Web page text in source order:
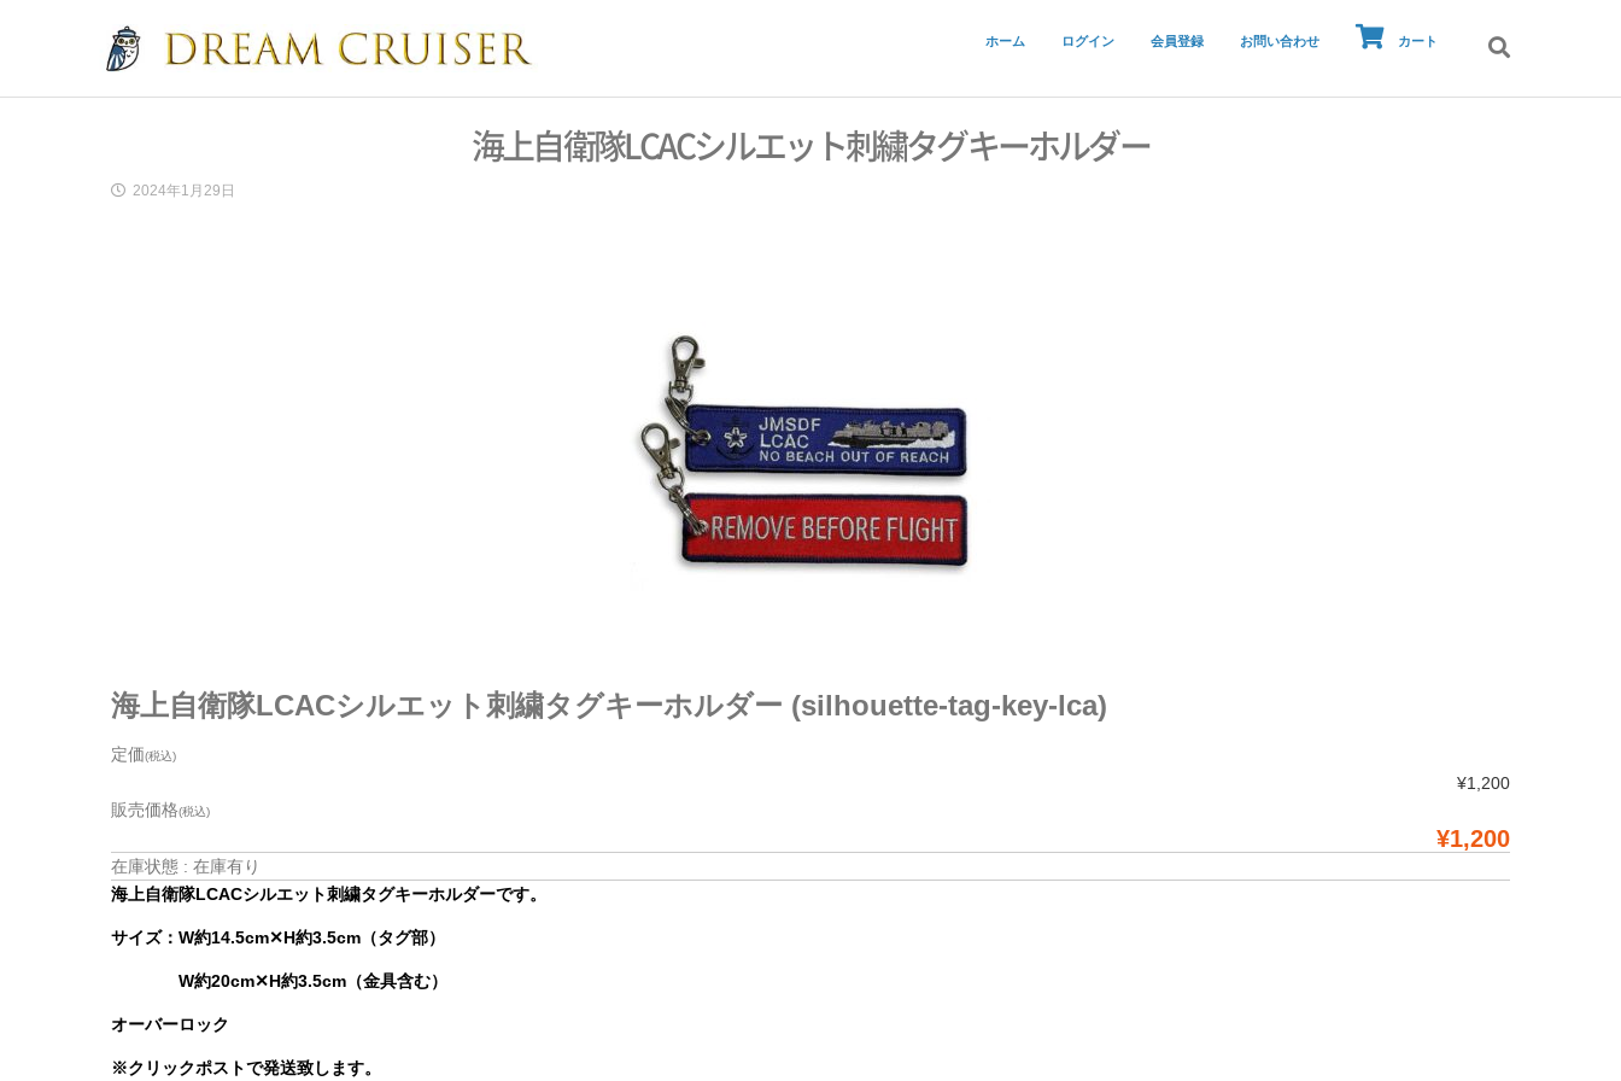
ホーム ログイン 会員登録 お問い合わせ カート
海上自衛隊LCACシルエット刺繍タグキーホルダー
2024年1月29日
海上自衛隊LCACシルエット刺繍タグキーホルダー (silhouette-tag-key-lca)
定価(税込)
¥1,200
販売価格(税込)
¥1,200
在庫状態 : 在庫有り
海上自衛隊LCACシルエット刺繍タグキーホルダーです。
サイズ：W約14.5cm✕H約3.5cm（タグ部）
W約20cm✕H約3.5cm（金具含む）
オーバーロック
※クリックポストで発送致します。